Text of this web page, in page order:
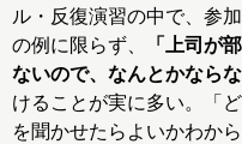
ル・反復演習の中で、参
の例に限らず、
「上司が
ないので、なんとかならな
けることが実に多い。「
を聞かせたらよいかわか